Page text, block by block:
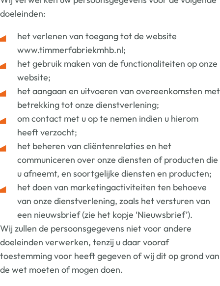
doeleinden:
het verlenen van toegang tot de website
www.timmerfabriekmhb.nl;
het gebruik maken van de functionaliteiten op onze
website;
het aangaan en uitvoeren van overeenkomsten met
betrekking tot onze dienstverlening;
om contact met u op te nemen indien u hierom
heeft verzocht;
het beheren van cliëntenrelaties en het
communiceren over onze diensten of producten die
u afneemt, en soortgelijke diensten en producten;
het doen van marketingactiviteiten ten behoeve
van onze dienstverlening, zoals het versturen van
een nieuwsbrief (zie het kopje ‘Nieuwsbrief’).
Wij zullen de persoonsgegevens niet voor andere
doeleinden verwerken, tenzij u daar vooraf
toestemming voor heeft gegeven of wij dit op grond van
de wet moeten of mogen doen.